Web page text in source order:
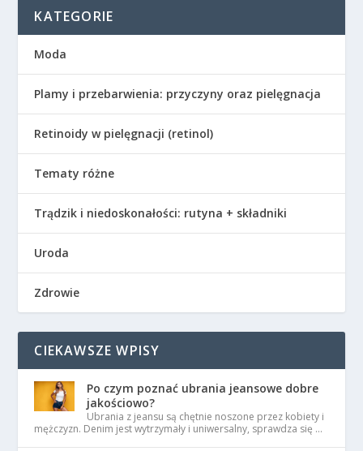
KATEGORIE
Moda
Plamy i przebarwienia: przyczyny oraz pielęgnacja
Retinoidy w pielęgnacji (retinol)
Tematy różne
Trądzik i niedoskonałości: rutyna + składniki
Uroda
Zdrowie
CIEKAWSZE WPISY
Po czym poznać ubrania jeansowe dobre
jakościowo?
Ubrania z jeansu są chętnie noszone przez kobiety i
mężczyzn. Denim jest wytrzymały i uniwersalny, sprawdza się …